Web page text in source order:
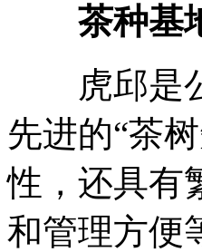
茶种基
虎邱是公
先进的“茶
性，还具有
和管理方便